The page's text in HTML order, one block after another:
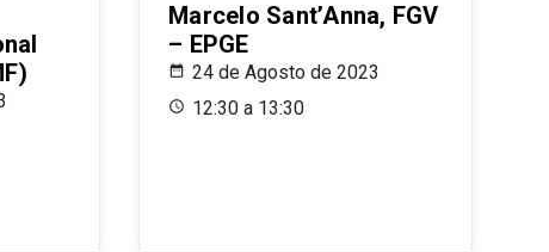
Marcelo Sant’Anna, FGV
– EPGE
24 de Agosto de 2023
12:30 a 13:30